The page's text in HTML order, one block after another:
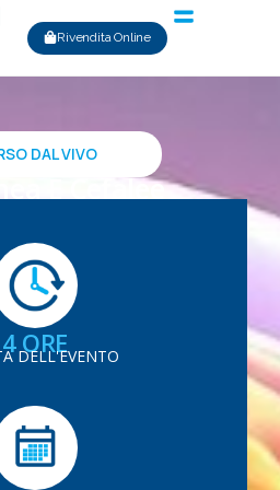
Rivendita Online
DAL VIVO
E Cefalee
4 ORE
DELL'EVENTO